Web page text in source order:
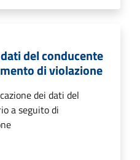
del conducente
di violazione
dei dati del
a seguito di